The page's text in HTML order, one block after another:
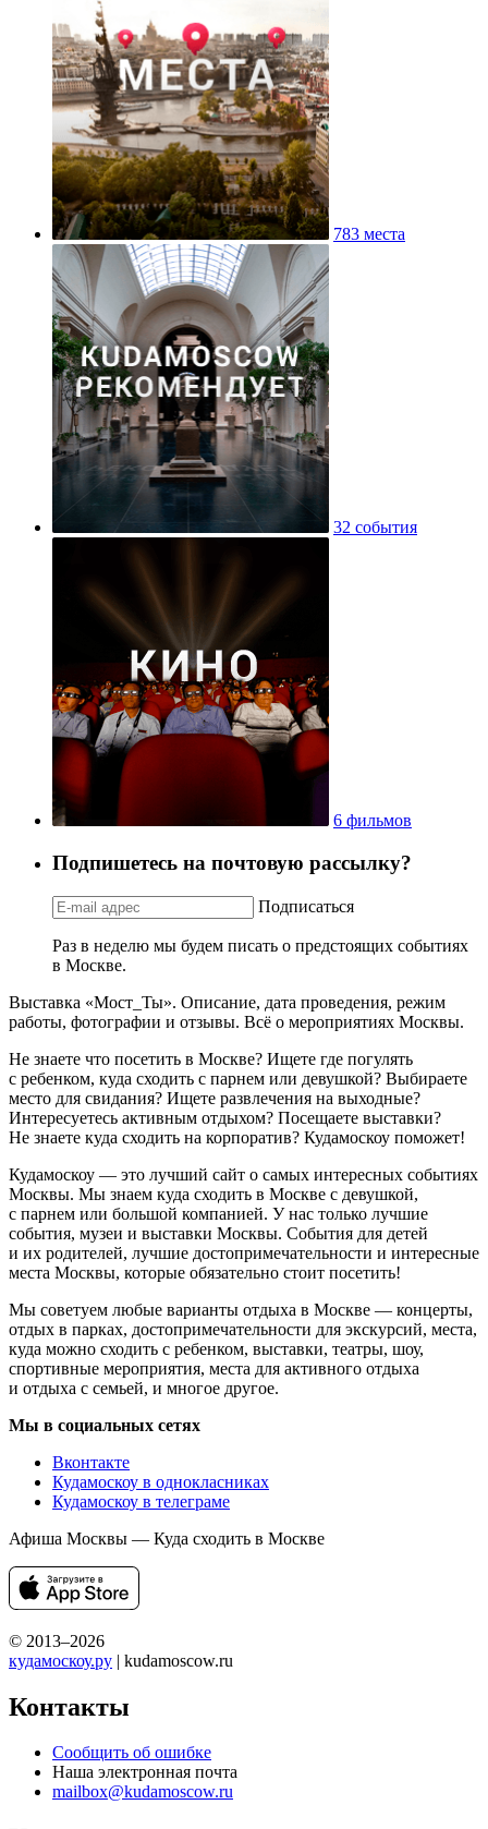
783 места
32 события
6 фильмов
Подпишетесь на почтовую рассылку?
Подписаться
Раз в неделю мы будем писать о предстоящих событиях
в Москве.
Выставка «Мост_Ты». Описание, дата проведения, режим
работы, фотографии и отзывы. Всё о мероприятиях Москвы.
Не знаете что посетить в Москве? Ищете где погулять
с ребенком, куда сходить с парнем или девушкой? Выбираете
место для свидания? Ищете развлечения на выходные?
Интересуетесь активным отдыхом? Посещаете выставки?
Не знаете куда сходить на корпоратив? Кудамоскоу поможет!
Кудамоскоу — это лучший сайт о самых интересных событиях
Москвы. Мы знаем куда сходить в Москве с девушкой,
с парнем или большой компанией. У нас только лучшие
события, музеи и выставки Москвы. События для детей
и их родителей, лучшие достопримечательности и интересные
места Москвы, которые обязательно стоит посетить!
Мы советуем любые варианты отдыха в Москве — концерты,
отдых в парках, достопримечательности для экскурсий, места,
куда можно сходить с ребенком, выставки, театры, шоу,
спортивные мероприятия, места для активного отдыха
и отдыха с семьей, и многое другое.
Мы в социальных сетях
Вконтакте
Кудамоскоу в однокласниках
Кудамоскоу в телеграме
Афиша Москвы — Куда сходить в Москве
© 2013–2026
кудамоскоу.ру | kudamoscow.ru
Контакты
Сообщить об ошибке
Наша электронная почта
mailbox@kudamoscow.ru